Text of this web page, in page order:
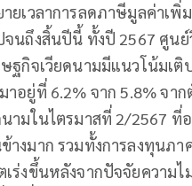
ยเวลาการลดภาษีมูลค่าเพิ่
จนถึงสิ้นปีนี้ ทั้งปี 2567 ศูนย์
ฐกิจเวียดนามมีแนวโน้มเติ
อยู่ที่ 6.2% จาก 5.8% จาก
นามในไตรมาสที่ 2/2567 ที่
างมาก รวมทั้งการลงทุนภา
เร่งขึ้นหลังจากปัจจัยความ